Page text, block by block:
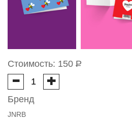
Стоимость: 150 Р
Бренд
JNRB